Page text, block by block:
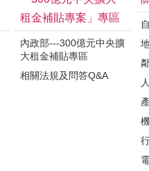
租金補貼專案」專區
內政部---300億元中央擴
大租金補貼專區
相關法規及問答Q&A